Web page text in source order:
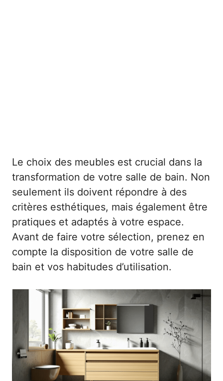
Le choix des meubles est crucial dans la
transformation de votre salle de bain. Non
seulement ils doivent répondre à des
critères esthétiques, mais également être
pratiques et adaptés à votre espace.
Avant de faire votre sélection, prenez en
compte la disposition de votre salle de
bain et vos habitudes d’utilisation.